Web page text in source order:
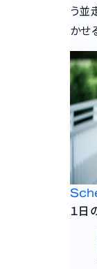
う並
かせ
１日